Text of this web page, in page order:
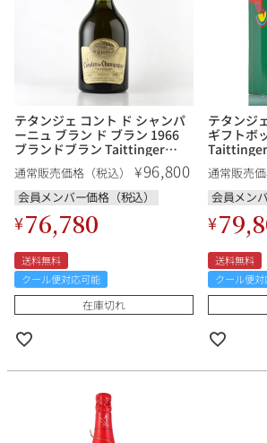
銘柄から探す
DRC
ラフィット ペ
サロン ルイ・
生産地から探す
フランス ブルゴ
ボルドー シャン
その他
アメリカ カリフ
イタリア
種類で探す
赤ワイン
ロ
ワインセット
価格帯から探す
〜9,999円
10,000円〜
40,000円〜79,999円
80,000円〜
100,000円〜199,999円
200,000円〜499,999円
お得な情報を受け取る
メルマガ LINE
テタンジェ コント ド シャンパ
ーニュ ブラン ド ブラン 1966
ブランドブラン Taittinger
Comtes de Champagne Blanc
de Blancs フランス シャンパン
シャンパーニュ
通常販売価格（税込） ¥96,800
会員メンバー価格（税込）
¥76,780
送料無料
クール便対応可能
在庫切れ
テタンジ
ギフトボ
シャンパ
通常販売価
会員メン
¥
送料無料
クール便